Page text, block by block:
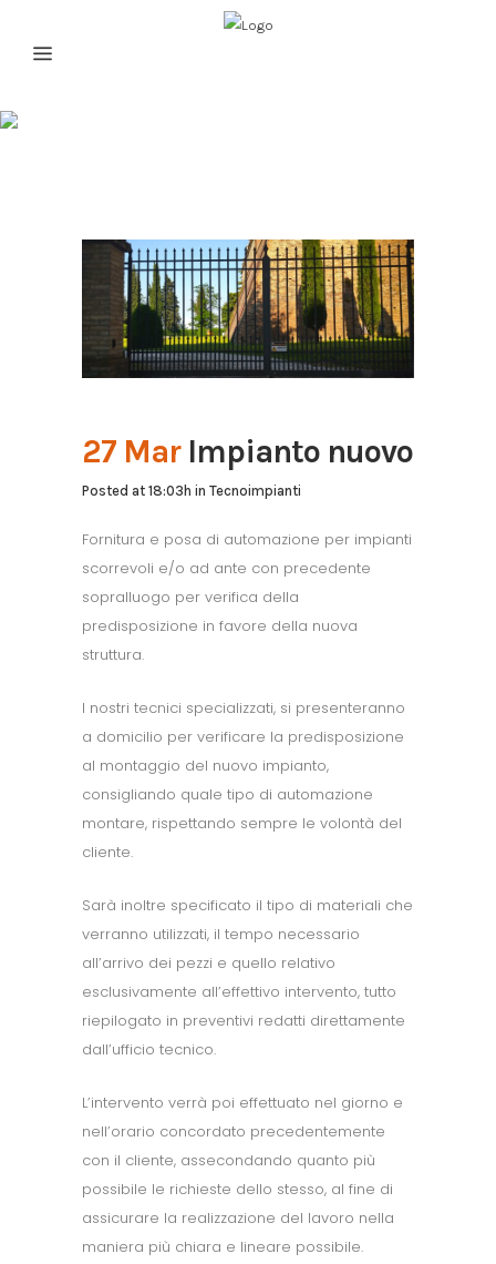
27 MarImpianto nuovo
Posted at 18:03h in Tecnoimpianti
Fornitura e posa di automazione per impianti
scorrevoli e/o ad ante con precedente
sopralluogo per verifica della
predisposizione in favore della nuova
struttura.
I nostri tecnici specializzati, si presenteranno
a domicilio per verificare la predisposizione
al montaggio del nuovo impianto,
consigliando quale tipo di automazione
montare, rispettando sempre le volontà del
cliente.
Sarà inoltre specificato il tipo di materiali che
verranno utilizzati, il tempo necessario
all’arrivo dei pezzi e quello relativo
esclusivamente all’effettivo intervento, tutto
riepilogato in preventivi redatti direttamente
dall’ufficio tecnico.
L’intervento verrà poi effettuato nel giorno e
nell’orario concordato precedentemente
con il cliente, assecondando quanto più
possibile le richieste dello stesso, al fine di
assicurare la realizzazione del lavoro nella
maniera più chiara e lineare possibile.